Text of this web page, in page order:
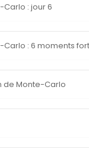
Carlo : jour 6
: 6 moments
de Monte-Carlo